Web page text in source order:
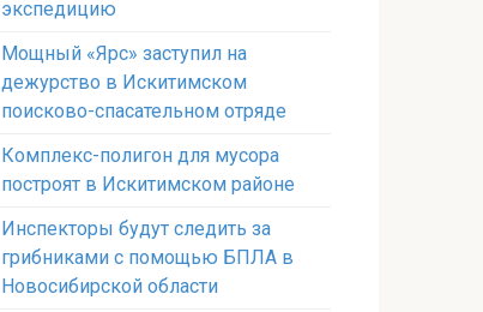
экспедицию
Мощный «Ярс» заступил на
дежурство в Искитимском
поисково-спасательном отряде
Комплекс-полигон для мусора
построят в Искитимском районе
Инспекторы будут следить за
грибниками с помощью БПЛА в
Новосибирской области